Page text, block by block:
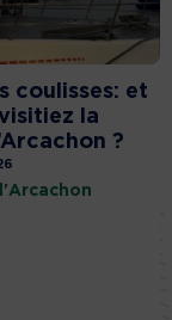
coulisses: et
la
?